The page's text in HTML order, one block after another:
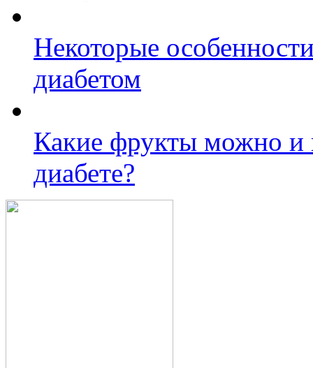
Некоторые
диабетом
Какие фрукты можно и
диабете?